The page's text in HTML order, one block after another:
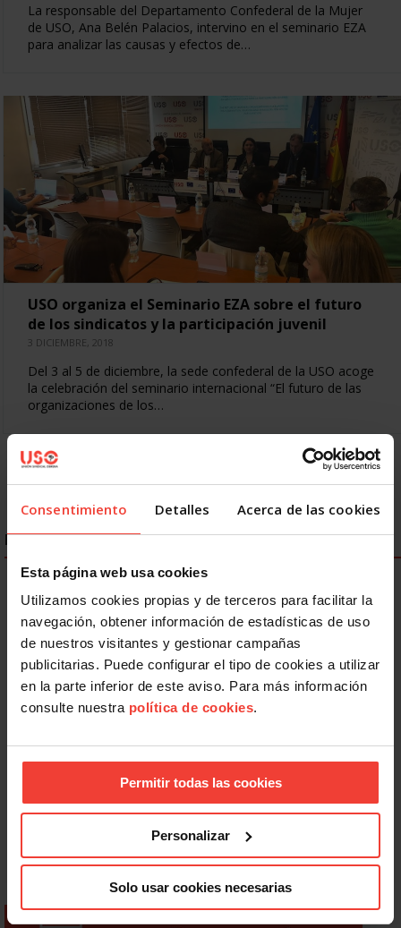
Consentimiento Detalles Acerca de las cookies
Esta página web usa cookies
Utilizamos cookies propias y de terceros para facilitar la
navegación, obtener información de estadísticas de uso
de nuestros visitantes y gestionar campañas
publicitarias. Puede configurar el tipo de cookies a utilizar
en la parte inferior de este aviso. Para más información
consulte nuestra política de cookies.
Permitir todas las cookies
Personalizar
Solo usar cookies necesarias
La responsable del Departamento Confederal de la Mujer
de USO, Ana Belén Palacios, intervino en el seminario EZA
para analizar las causas y efectos de…
USO organiza el Seminario EZA sobre el futuro
de los sindicatos y la participación juvenil
3 DICIEMBRE, 2018
Del 3 al 5 de diciembre, la sede confederal de la USO acoge
la celebración del seminario internacional “El futuro de las
organizaciones de los…
ENLACES DESTACADOS